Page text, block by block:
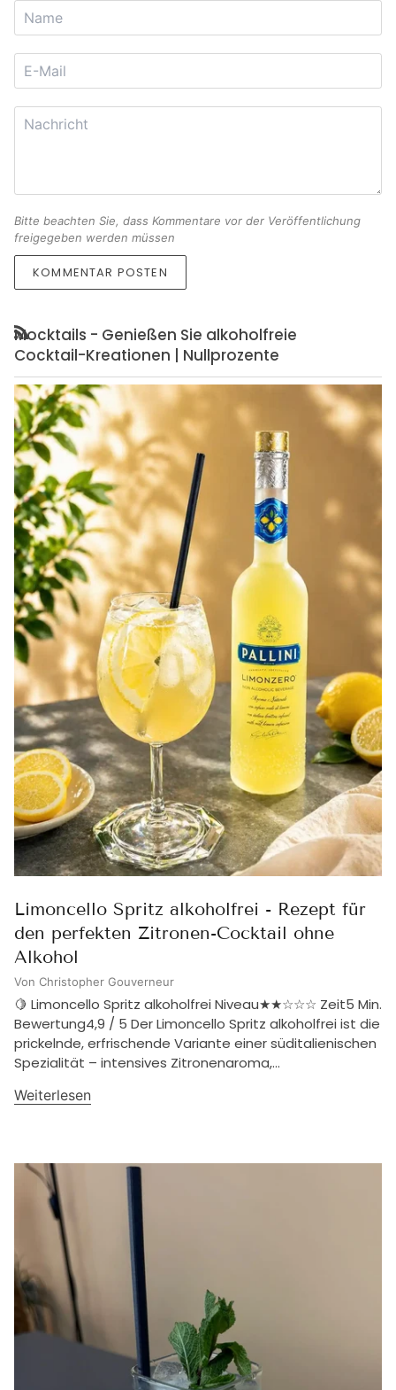
Bitte beachten Sie, dass Kommentare vor der Veröffentlichung
freigegeben werden müssen
KOMMENTAR POSTEN
Mocktails - Genießen Sie alkoholfreie
Cocktail-Kreationen | Nullprozente
RSS
Limoncello Spritz alkoholfrei - Rezept für
den perfekten Zitronen-Cocktail ohne
Alkohol
Von Christopher Gouverneur
🍋 Limoncello Spritz alkoholfrei Niveau★★☆☆☆ Zeit5 Min.
Bewertung4,9 / 5 Der Limoncello Spritz alkoholfrei ist die
prickelnde, erfrischende Variante einer süditalienischen
Spezialität – intensives Zitronenaroma,...
Weiterlesen